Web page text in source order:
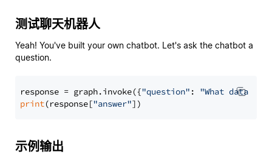
测试聊天机器人
Yeah! You've built your own chatbot. Let's ask the chatbot a
question.
response = graph.invoke({"question" : "What data
print(response["answer"
示例输出